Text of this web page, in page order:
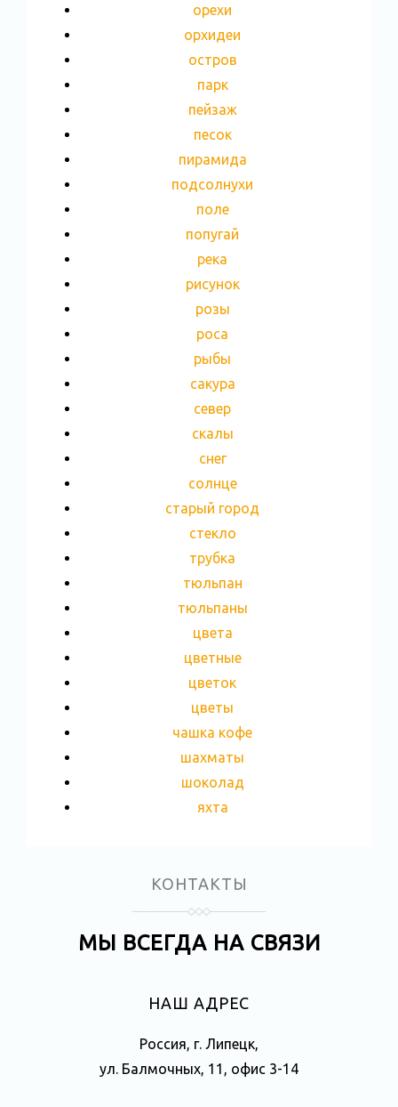
орехи
орхидеи
остров
парк
пейзаж
песок
пирамида
подсолнухи
поле
попугай
река
рисунок
розы
роса
рыбы
сакура
север
скалы
снег
солнце
старый город
стекло
трубка
тюльпан
тюльпаны
цвета
цветные
цветок
цветы
чашка кофе
шахматы
шоколад
яхта
КОНТАКТЫ
МЫ ВСЕГДА НА СВЯЗИ
НАШ АДРЕС
Россия, г. Липецк,
ул. Балмочных, 11, офис 3-14